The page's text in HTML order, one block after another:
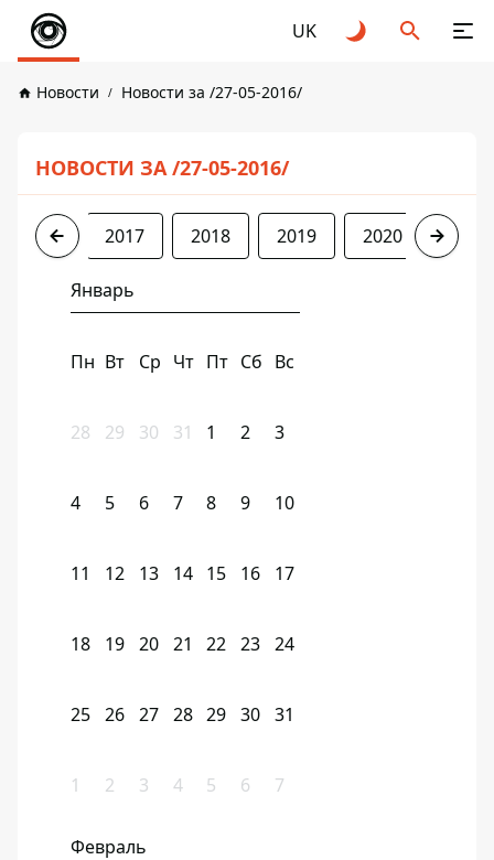
UK
Новости Новости за /27-05-2016/
НОВОСТИ ЗА /27-05-2016/
2016 2017 2018 2019 2020 2021
Январь
Пн Вт Ср Чт Пт Сб Вс
28 29 30 31 1 2 3
4 5 6 7 8 9 10
11 12 13 14 15 16 17
18 19 20 21 22 23 24
25 26 27 28 29 30 31
1 2 3 4 5 6 7
Февраль